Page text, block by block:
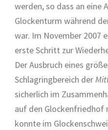
werden, so dass an eine
Glockenturm während
war. Im November 2007
erste Schritt zur
Der Ausbruch eines
Schlagringbereich der
sicherlich im
auf den Glockenfriedhof
konnte im